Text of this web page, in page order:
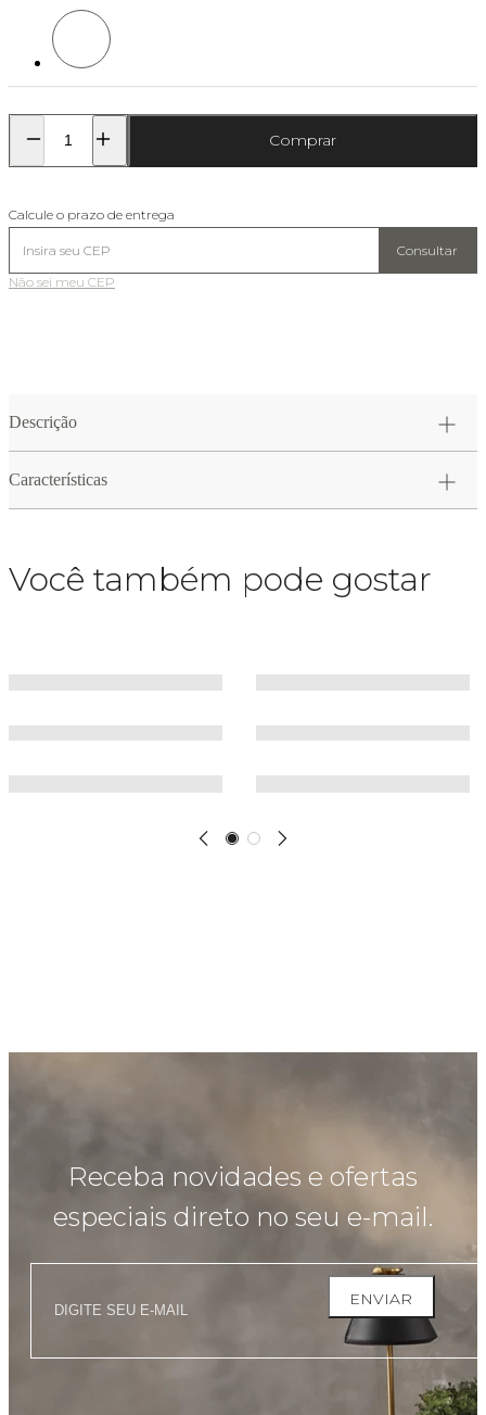
Cor: Kaki Camelo
Comprar
Calcule o prazo de entrega
Consultar
Não sei meu CEP
Descrição
Características
Você também pode gostar
Receba novidades e ofertas
especiais direto no seu e-mail.
ENVIAR